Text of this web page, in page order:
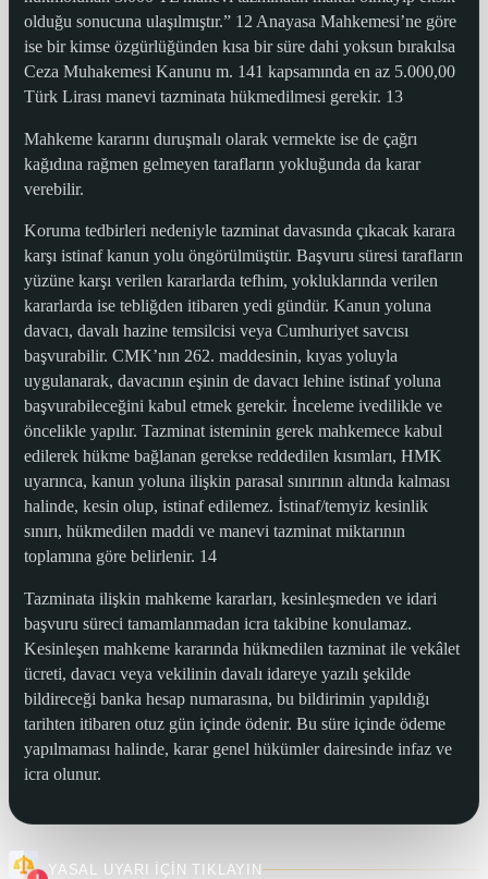
olduğu sonucuna ulaşılmıştır.” 12 Anayasa Mahkemesi’ne göre
ise bir kimse özgürlüğünden kısa bir süre dahi yoksun bırakılsa
Ceza Muhakemesi Kanunu m. 141 kapsamında en az 5.000,00
Türk Lirası manevi tazminata hükmedilmesi gerekir. 13
Mahkeme kararını duruşmalı olarak vermekte ise de çağrı
kağıdına rağmen gelmeyen tarafların yokluğunda da karar
verebilir.
Koruma tedbirleri nedeniyle tazminat davasında çıkacak karara
karşı istinaf kanun yolu öngörülmüştür. Başvuru süresi tarafların
yüzüne karşı verilen kararlarda tefhim, yokluklarında verilen
kararlarda ise tebliğden itibaren yedi gündür. Kanun yoluna
davacı, davalı hazine temsilcisi veya Cumhuriyet savcısı
başvurabilir. CMK’nın 262. maddesinin, kıyas yoluyla
uygulanarak, davacının eşinin de davacı lehine istinaf yoluna
başvurabileceğini kabul etmek gerekir. İnceleme ivedilikle ve
öncelikle yapılır. Tazminat isteminin gerek mahkemece kabul
edilerek hükme bağlanan gerekse reddedilen kısımları, HMK
uyarınca, kanun yoluna ilişkin parasal sınırının altında kalması
halinde, kesin olup, istinaf edilemez. İstinaf/temyiz kesinlik
sınırı, hükmedilen maddi ve manevi tazminat miktarının
toplamına göre belirlenir. 14
Tazminata ilişkin mahkeme kararları, kesinleşmeden ve idari
başvuru süreci tamamlanmadan icra takibine konulamaz.
Kesinleşen mahkeme kararında hükmedilen tazminat ile vekâlet
ücreti, davacı veya vekilinin davalı idareye yazılı şekilde
bildireceği banka hesap numarasına, bu bildirimin yapıldığı
tarihten itibaren otuz gün içinde ödenir. Bu süre içinde ödeme
yapılmaması halinde, karar genel hükümler dairesinde infaz ve
icra olunur.
YASAL UYARI İÇİN TIKLAYIN